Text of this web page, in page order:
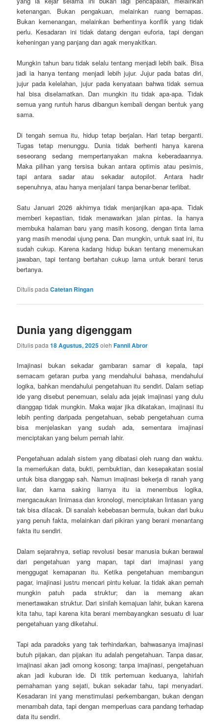
ketenangan. Bukan pengakuan, melainkan ruang bernapas.
Bukan kemenangan, melainkan berhentinya konflik yang tidak
perlu. Kesadaran ini tidak datang dengan euforia, tapi dengan
keheningan yang panjang dan agak menyakitkan.
Mungkin tahun baru tidak selalu tentang menjadi lebih baik. Bisa
jadi ia hanya tentang menjadi lebih jujur. Jujur pada batas diri,
jujur pada kelelahan, jujur pada kenyataan bahwa tidak semua
hal bisa diselamatkan. Dan mungkin itu tidak apa-apa. Tidak
semua yang runtuh harus dibangun kembali dengan bentuk yang
sama.
Di tengah semua itu, hidup tetap berjalan. Hari tetap berganti.
Tugas tetap menunggu. Dunia tidak berhenti hanya karena
seseorang sedang mempertanyakan makna keberadaannya.
Maka pilihan yang tersisa bukan antara optimis atau pesimis,
tapi antara sadar atau sekadar autopilot. Antara hadir
sepenuhnya, atau hanya menjalani tanpa benar-benar terlibat.
Satu Januari 2026 akhirnya tidak menjanjikan apa-apa. Tidak
memberi kepastian, tidak menawarkan jalan pintas. Ia hanya
membuka halaman baru yang masih kosong, dengan tinta lama
yang masih menodai ujung pena. Dan mungkin, untuk saat ini, itu
sudah cukup. Karena kadang hidup bukan tentang menemukan
jawaban, tapi tentang bertahan cukup lama untuk berani terus
bertanya.
Ditulis pada Catetan Ringan
Dunia yang digenggam
Ditulis pada18 Agustus, 2025olehFannil Abror
Imajinasi bukan sekadar gambaran samar di kepala, tapi
semacam getaran purba yang mendahului bahasa, mendahului
logika, bahkan mendahului pengetahuan itu sendiri. Dalam setiap
ide yang disebut penemuan, selalu ada jejak imajinasi yang dulu
dianggap tidak mungkin. Maka wajar jika dikatakan, imajinasi itu
lebih penting daripada pengetahuan, sebab pengetahuan cuma
bisa menjelaskan yang sudah ada, sementara imajinasi
menciptakan yang belum pernah lahir.
Pengetahuan adalah sistem yang dibatasi oleh ruang dan waktu.
Ia memerlukan data, bukti, pembuktian, dan kesepakatan sosial
untuk bisa dianggap sah. Namun imajinasi bekerja di ranah yang
liar, dan karna saking liarnya itu ia menembus logika,
mengacaukan linimasa dan kronologi, menciptakan lintasan yang
tak bisa dilacak. Di sanalah kebebasan bermula, bukan dari buku
yang penuh fakta, melainkan dari pikiran yang berani menantang
fakta itu sendiri.
Dalam sejarahnya, setiap revolusi besar manusia bukan berawal
dari pengetahuan yang mapan, tapi dari imajinasi yang
menggugat kemapanan itu. Ketika pengetahuan membangun
pagar, imajinasi justru mencari pintu keluar. Ia tidak akan pernah
mungkin patuh pada struktur; dan ia memang akan
menertawakan struktur. Dari sinilah kemajuan lahir, bukan karena
kita tahu, tapi karena kita berani membayangkan sesuatu di luar
pengetahuan yang diketahui.
Tapi ada paradoks yang tak terhindarkan, bahwasanya imajinasi
butuh pijakan, dan pijakan itu adalah pengetahuan. Tanpa dasar,
imajinasi akan jadi omong kosong; tanpa imajinasi, pengetahuan
akan jadi kuburan ide. Di titik pertemuan keduanya, lahirlah
pemahaman yang sejati, bukan sekadar tahu, tapi menyadari.
Kesadaran ini yang menstimulasi perkembangan, bukan dengan
menambah data, tapi dengan memperluas cara pandang terhadap
data itu sendiri.